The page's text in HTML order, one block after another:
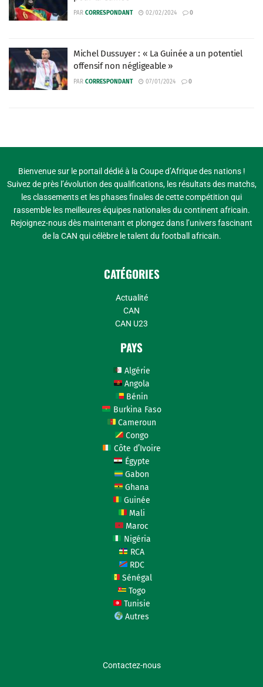
PAR CORRESPONDANT 02/02/2024 0
Michel Dussuyer : « La Guinée a un potentiel
offensif non négligeable »
PAR CORRESPONDANT 07/01/2024 0
Bienvenue sur le portail dédié à la Coupe d’Afrique des nations !
Suivez de près l’évolution des qualifications, les résultats des matchs,
les classements et les phases finales de cette compétition qui
rassemble les meilleures équipes nationales du continent africain.
Rejoignez-nous dès maintenant et plongez dans l’univers fascinant
de la CAN qui célèbre le talent du football africain.
CATÉGORIES
Actualité
CAN
CAN U23
PAYS
Algérie
Angola
Bénin
Burkina Faso
Cameroun
Congo
Côte d’Ivoire
Égypte
Gabon
Ghana
Guinée
Mali
Maroc
Nigéria
RCA
RDC
Sénégal
Togo
Tunisie
Autres
Contactez-nous